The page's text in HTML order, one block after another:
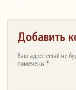
Добавить
Ваш адрес email не
помечены *